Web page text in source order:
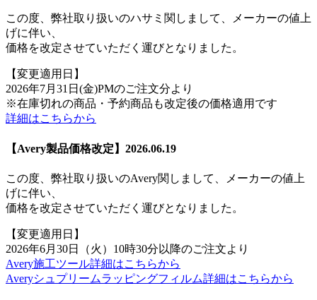
この度、弊社取り扱いのハサミ関しまして、メーカーの値上
げに伴い、
価格を改定させていただく運びとなりました。
【変更適用日】
2026年7月31日(金)PMのご注文分より
※在庫切れの商品・予約商品も改定後の価格適用です
詳細はこちらから
【Avery製品価格改定】2026.06.19
この度、弊社取り扱いのAvery関しまして、メーカーの値上
げに伴い、
価格を改定させていただく運びとなりました。
【変更適用日】
2026年6月30日（火）10時30分以降のご注文より
Avery施工ツール詳細はこちらから
Averyシュプリームラッピングフィルム詳細はこちらから